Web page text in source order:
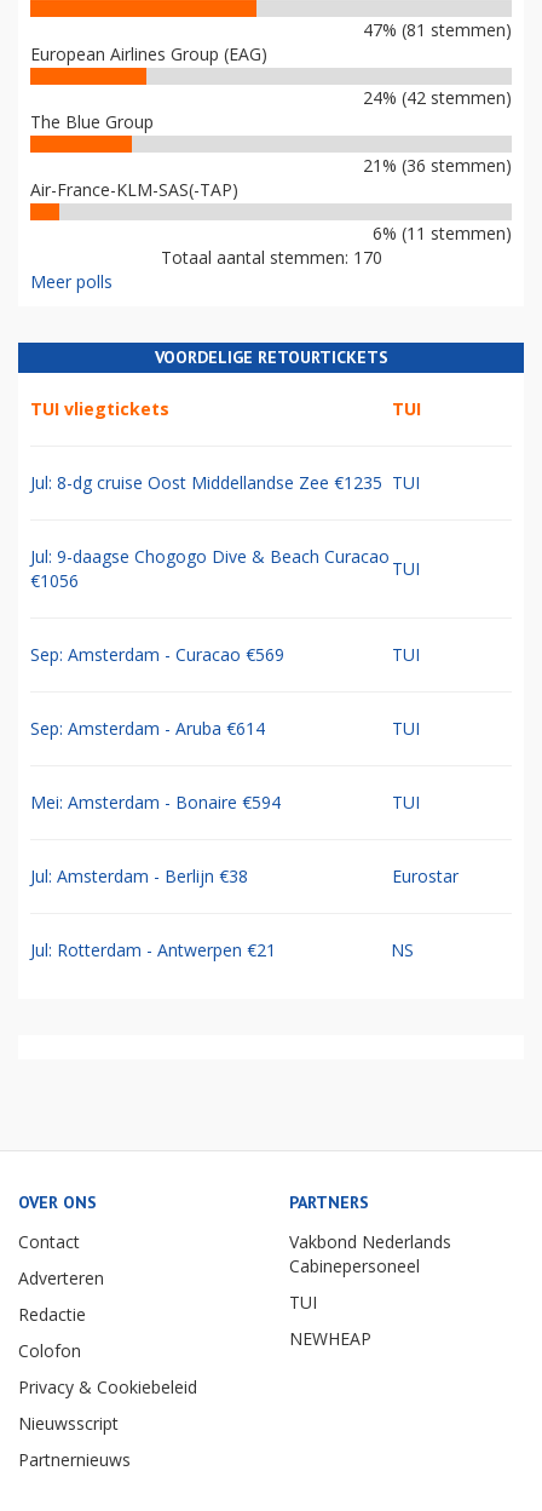
47% (81 stemmen)
European Airlines Group (EAG)
24% (42 stemmen)
The Blue Group
21% (36 stemmen)
Air-France-KLM-SAS(-TAP)
6% (11 stemmen)
Totaal aantal stemmen: 170
Meer polls
VOORDELIGE RETOURTICKETS
TUI vliegtickets TUI
Jul: 8-dg cruise Oost Middellandse Zee €1235 TUI
Jul: 9-daagse Chogogo Dive & Beach Curacao
€1056
TUI
Sep: Amsterdam - Curacao €569 TUI
Sep: Amsterdam - Aruba €614 TUI
Mei: Amsterdam - Bonaire €594 TUI
Jul: Amsterdam - Berlijn €38 Eurostar
Jul: Rotterdam - Antwerpen €21 NS
OVER ONS
Contact
Adverteren
Redactie
Colofon
Privacy & Cookiebeleid
Nieuwsscript
Partnernieuws
PARTNERS
Vakbond Nederlands
Cabinepersoneel
TUI
NEWHEAP